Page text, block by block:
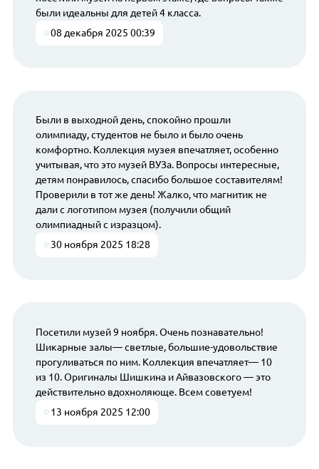
были идеальны для детей 4 класса.
08 декабря 2025 00:39
Были в выходной день, спокойно прошли
олимпиаду, студентов не было и было очень
комфортно. Коллекция музея впечатляет, особенно
учитывая, что это музей ВУЗа. Вопросы интересные,
детям понравилось, спасибо большое составителям!
Проверили в тот же день! Жалко, что магнитик не
дали с логотипом музея (получили общий
олимпиадный с изразцом).
30 ноября 2025 18:28
Посетили музей 9 ноября. Очень познавательно!
Шикарные залы— светлые, большие-удовольствие
прогуливаться по ним. Коллекция впечатляет— 10
из 10. Оригиналы Шишкина и Айвазовского — это
действительно вдохноляюще. Всем советуем!
13 ноября 2025 12:00